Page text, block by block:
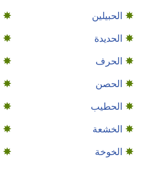
الحبيلين
الحديدة
الحرف
الحصن
الحطيب
الخشعة
الخوخة